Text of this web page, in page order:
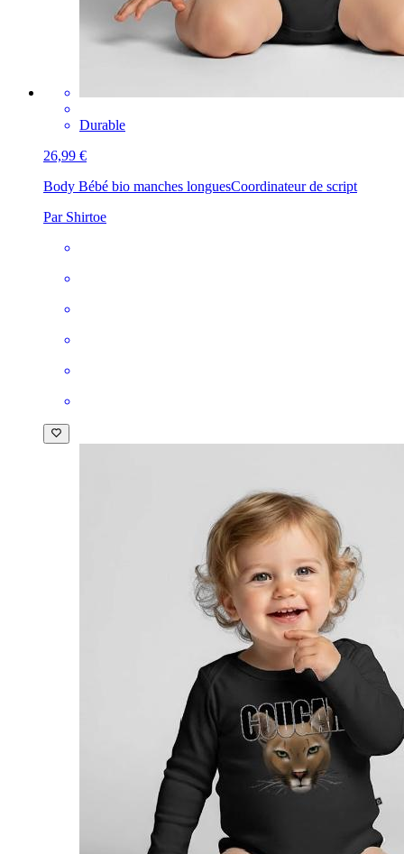
Durable
26,99 €
Body Bébé bio manches longuesCoordinateur de script
Par Shirtoe